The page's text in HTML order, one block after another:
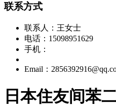
联系方式
联系人：王女士
电话：15098951629
手机：
Email：
日本住友间苯